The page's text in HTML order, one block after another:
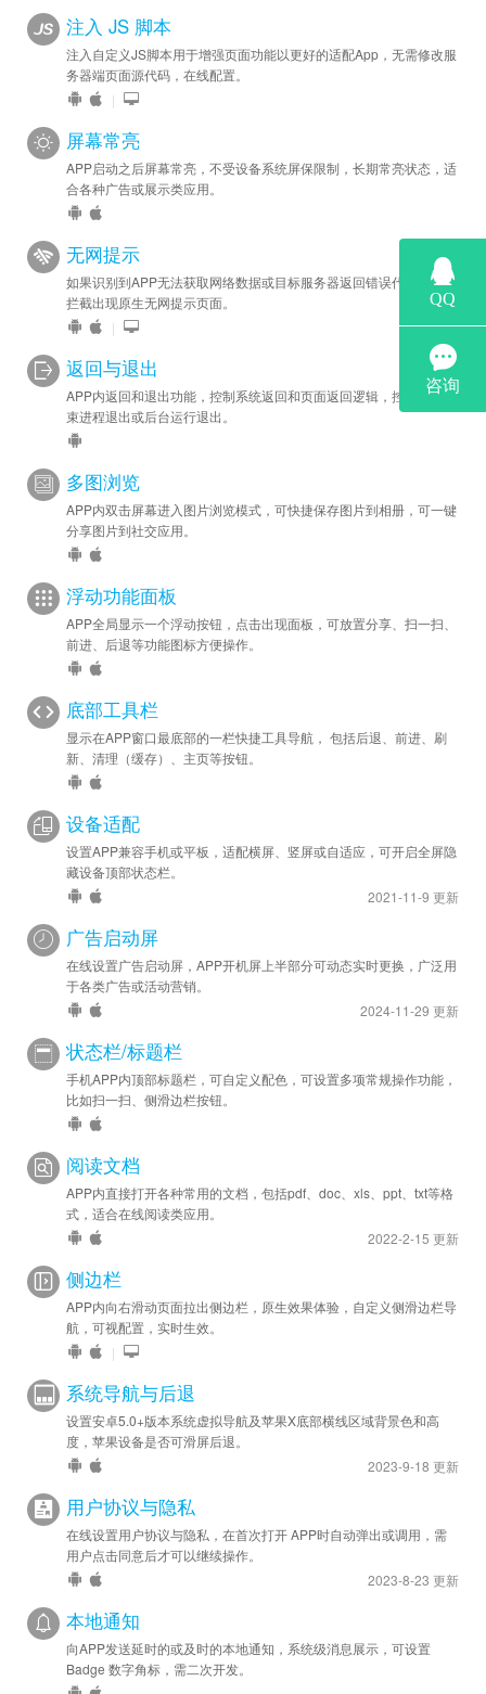
注入 JS 脚本
注入自定义JS脚本用于增强页面功能以更好的适配App，无需修改服
务器端页面源代码，在线配置。
|
屏幕常亮
APP启动之后屏幕常亮，不受设备系统屏保限制，长期常亮状态，适
合各种广告或展示类应用。
无网提示
如果识别到APP无法获取网络数据或目标服务器返回错误代码，自动
拦截出现原生无网提示页面。
|
返回与退出
APP内返回和退出功能，控制系统返回和页面返回逻辑，控制APP结
束进程退出或后台运行退出。
多图浏览
APP内双击屏幕进入图片浏览模式，可快捷保存图片到相册，可一键
分享图片到社交应用。
浮动功能面板
APP全局显示一个浮动按钮，点击出现面板，可放置分享、扫一扫、
前进、后退等功能图标方便操作。
底部工具栏
显示在APP窗口最底部的一栏快捷工具导航， 包括后退、前进、刷
新、清理（缓存）、主页等按钮。
设备适配
设置APP兼容手机或平板，适配横屏、竖屏或自适应，可开启全屏隐
藏设备顶部状态栏。
2021-11-9 更新
广告启动屏
在线设置广告启动屏，APP开机屏上半部分可动态实时更换，广泛用
于各类广告或活动营销。
2024-11-29 更新
状态栏/标题栏
手机APP内顶部标题栏，可自定义配色，可设置多项常规操作功能，
比如扫一扫、侧滑边栏按钮。
阅读文档
APP内直接打开各种常用的文档，包括pdf、doc、xls、ppt、txt等格
式，适合在线阅读类应用。
2022-2-15 更新
侧边栏
APP内向右滑动页面拉出侧边栏，原生效果体验，自定义侧滑边栏导
航，可视配置，实时生效。
|
系统导航与后退
设置安卓5.0+版本系统虚拟导航及苹果X底部横线区域背景色和高
度，苹果设备是否可滑屏后退。
2023-9-18 更新
用户协议与隐私
在线设置用户协议与隐私，在首次打开 APP时自动弹出或调用，需
用户点击同意后才可以继续操作。
2023-8-23 更新
本地通知
向APP发送延时的或及时的本地通知，系统级消息展示，可设置
Badge 数字角标，需二次开发。